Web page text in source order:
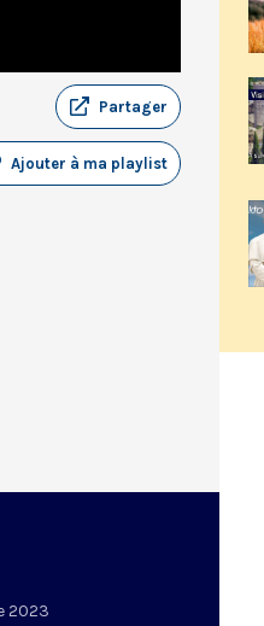
Partager
Ajouter à ma playlist
2023